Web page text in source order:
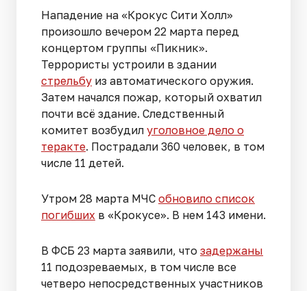
Нападение на «Крокус Сити Холл»
произошло вечером 22 марта перед
концертом группы «Пикник».
Террористы устроили в здании
стрельбу из автоматического оружия.
Затем начался пожар, который охватил
почти всё здание. Следственный
комитет возбудил уголовное дело о
теракте. Пострадали 360 человек, в том
числе 11 детей.
Утром 28 марта МЧС обновило список
погибших в «Крокусе». В нем 143 имени.
В ФСБ 23 марта заявили, что задержаны
11 подозреваемых, в том числе все
четверо непосредственных участников